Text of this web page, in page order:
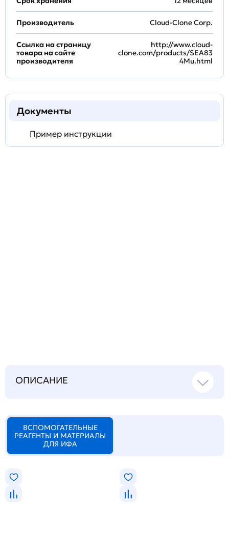
Производитель Cloud-Clone Corp.
Ссылка на страницу
товара на сайте
производителя
http://www.cloud-
clone.com/products/SEA83
4Mu.html
Документы
Пример инструкции
ОПИСАНИЕ
ВСПОМОГАТЕЛЬНЫЕ
РЕАГЕНТЫ И МАТЕРИАЛЫ
ДЛЯ ИФА